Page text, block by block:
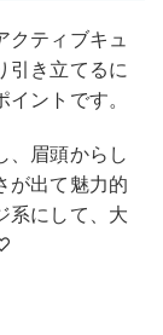
クティブキュ
引き立てるに
ントです。
、眉頭からし
が出て魅力的
系にして、大